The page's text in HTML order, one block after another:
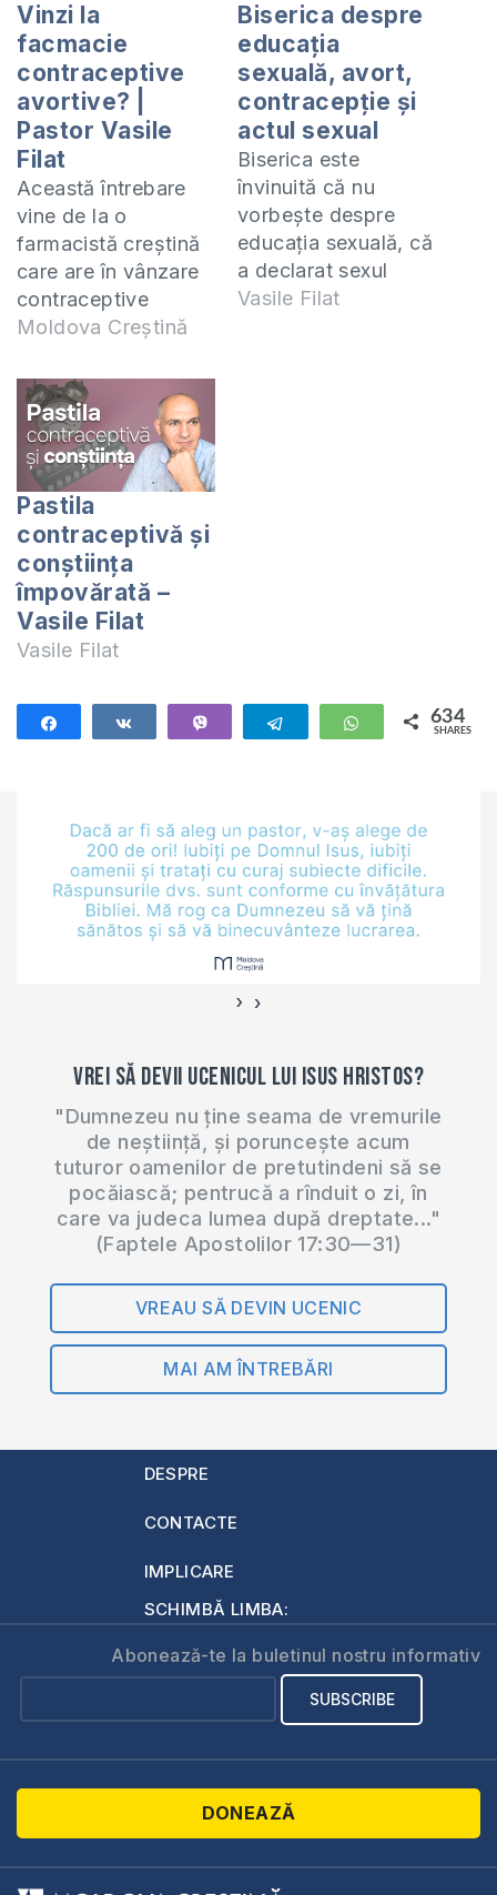
Vinzi la
facmacie
contraceptive
avortive? |
Pastor Vasile
Filat
Această întrebare
vine de la o
farmacistă creștină
care are în vânzare
contraceptive
avrotive la farmacie
procedeze în
această situație. În
acest video dau
câteva sfaturi utile
pentru farmaciști
sau alte profesii
care le cere să
meargă la
compromis. Emisiuni
despre care fac
referință în acest…
Moldova Creștină
Biserica despre
educația
sexuală, avort,
contracepție și
actul sexual
Biserica este
învinuită că nu
vorbește despre
educația sexuală, că
a declarat sexul
păcat și
Vasile Filat
Pastila
contraceptivă și
conștiința
împovărată –
Vasile Filat
Vasile Filat
Telegram WhatsApp
634
SHARES
‹ ›
Vrei să devii ucenicul lui Isus Hristos?
"Dumnezeu nu ține seama de vremurile
de neștiință, și poruncește acum
tuturor oamenilor de pretutindeni să se
pocăiască; pentrucă a rînduit o zi, în
care va judeca lumea după dreptate..."
(Faptele Apostolilor 17:30—31)
VREAU SĂ DEVIN UCENIC
MAI AM ÎNTREBĂRI
DESPRE
CONTACTE
IMPLICARE
SCHIMBĂ LIMBA:
Abonează-te la buletinul nostru informativ
DONEAZĂ